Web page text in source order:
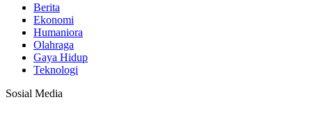
Berita
Ekonomi
Humaniora
Olahraga
Gaya Hidup
Teknologi
Sosial Media